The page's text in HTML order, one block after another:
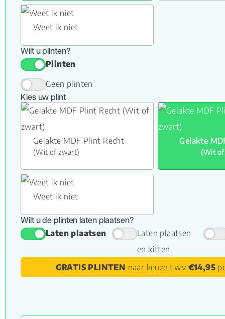
Weet ik niet
Wilt u plinten?
Plinten
Geen plinten
Kies uw plint
Gelakte MDF Plint Recht
(Wit of zwart)
Gelakte
(Wit
Weet ik niet
Wilt u de plinten laten plaatsen?
Laten plaatsen
Laten plaatsen
en kitten
GRATIS PLINTEN naar keuze t.w.v €14,95